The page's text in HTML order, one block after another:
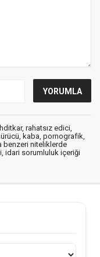
rahatsız edici,
kaba, pornografik,
benzeri niteliklerde
idari sorumluluk içeriği